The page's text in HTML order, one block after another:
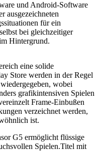
und Android‑Software
ausgezeichneten
für ein
bei gleichzeitiger
Hintergrund.
eine solide
Store werden in der Regel
wobei
grafikintensiven Spielen
Frame-Einbußen
verzeichnet werden,
ist.
G5 ermöglicht flüssige
Spielen.Titel mit